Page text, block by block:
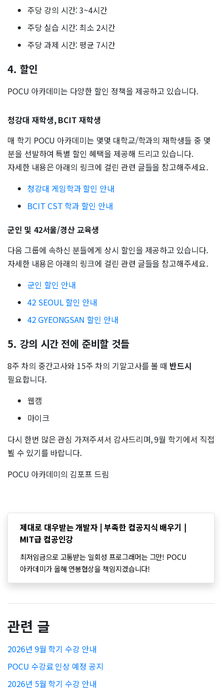
주당 강의 시간: 3~4시간
주당 실습 시간: 최소 2시간
주당 과제 시간: 평균 7시간
4. 할인
POCU 아카데미는 다양한 할인 정책을 제공하고 있습니다.
청강대 재학생, BCIT 재학생
매 학기 POCU 아카데미는 몇몇 대학교/학과의 재학생들 중 몇
분을 선발하여 특별 할인 혜택을 제공해 드리고 있습니다.
자세한 내용은 아래의 링크에 걸린 관련 글들을 참고해주세요.
청강대 게임학과 할인 안내
BCIT CST 학과 할인 안내
군인 및 42서울/경산 교육생
다음 그룹에 속하신 분들에게 상시 할인을 제공하고 있습니다.
자세한 내용은 아래의 링크에 걸린 관련 글들을 참고해주세요.
군인 할인 안내
42 SEOUL 할인 안내
42 GYEONGSAN 할인 안내
5. 강의 시간 전에 준비할 것들
8주 차의 중간고사와 15주 차의 기말고사를 볼 때 반드시
필요합니다.
웹캠
마이크
다시 한번 많은 관심 가져주셔서 감사드리며, 9월 학기에서 직접
뵐 수 있기를 바랍니다.
POCU 아카데미의 김포프 드림
제대로 대우받는 개발자 | 부족한 컴공지식 배우기 |
MIT급 컴공인강
최저임금으로 고통받는 일회성 프로그래머는 그만! POCU
아카데미가 올해 연봉협상을 책임지겠습니다!
관련 글
2026년 9월 학기 수강 안내
POCU 수강료 인상 예정 공지
2026년 5월 학기 수강 안내